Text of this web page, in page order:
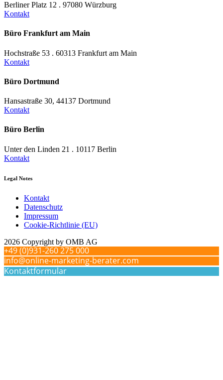
Berliner Platz 12 . 97080 Würzburg
Kontakt
Büro Frankfurt am Main
Hochstraße 53 . 60313 Frankfurt am Main
Kontakt
Büro Dortmund
Hansastraße 30, 44137 Dortmund
Kontakt
Büro Berlin
Unter den Linden 21 . 10117 Berlin
Kontakt
Legal Notes
Kontakt
Datenschutz
Impressum
Cookie-Richtlinie (EU)
2026 Copyright by OMB AG
+49 (0)931-260 275 000
info@online-marketing-berater.com
Kontaktformular